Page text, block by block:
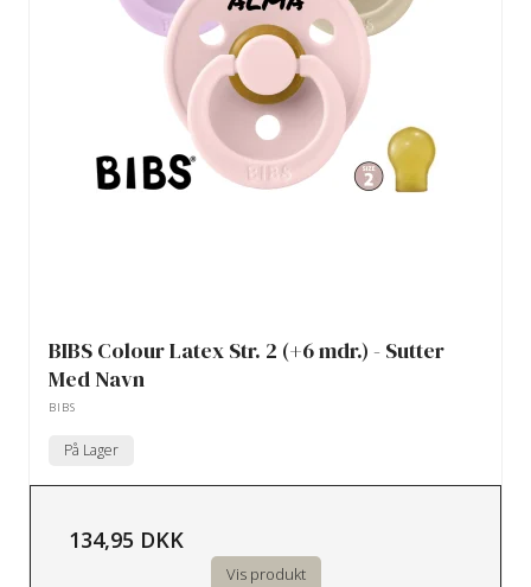
BIBS Colour Latex Str. 2 (+6 mdr.) - Sutter
Med Navn
BIBS
På Lager
134,95 DKK
Vis produkt